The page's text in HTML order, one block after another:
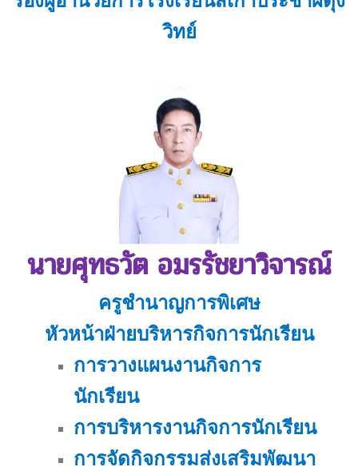
วิทย์
นายศุทธวัต อมรรัชยาวิจารณ์
ครูชำนาญการพิเศษ
หัวหน้าฝ่ายบริหารกิจการนักเรียน
การวางแผนงานกิจการ
นักเรียน
การบริหารงานกิจการนักเรียน
การจัดกิจกรรมส่งเสริมพัฒนา